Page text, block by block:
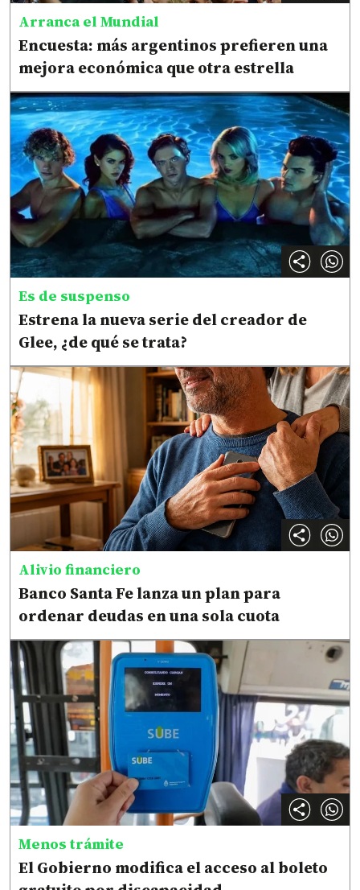
Arranca el Mundial
Encuesta: más argentinos prefieren una
mejora económica que otra estrella
Es de suspenso
Estrena la nueva serie del creador de
Glee, ¿de qué se trata?
Alivio financiero
Banco Santa Fe lanza un plan para
ordenar deudas en una sola cuota
Menos trámite
El Gobierno modifica el acceso al boleto